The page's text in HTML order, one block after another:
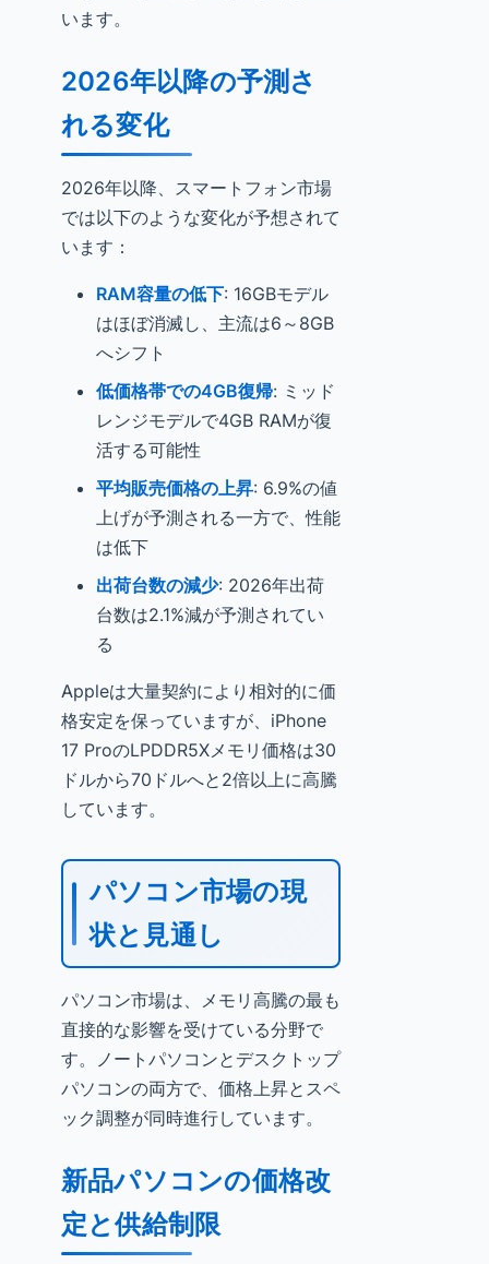
います。
2026年以降の予測さ
れる変化
2026年以降、スマートフォン市場
では以下のような変化が予想されて
います：
RAM容量の低下: 16GBモデル
はほぼ消滅し、主流は6～8GB
へシフト
低価格帯での4GB復帰: ミッド
レンジモデルで4GB RAMが復
活する可能性
平均販売価格の上昇: 6.9%の値
上げが予測される一方で、性能
は低下
出荷台数の減少: 2026年出荷
台数は2.1%減が予測されてい
る
Appleは大量契約により相対的に価
格安定を保っていますが、iPhone
17 ProのLPDDR5Xメモリ価格は30
ドルから70ドルへと2倍以上に高騰
しています。
パソコン市場の現
状と見通し
パソコン市場は、メモリ高騰の最も
直接的な影響を受けている分野で
す。ノートパソコンとデスクトップ
パソコンの両方で、価格上昇とスペ
ック調整が同時進行しています。
新品パソコンの価格改
定と供給制限